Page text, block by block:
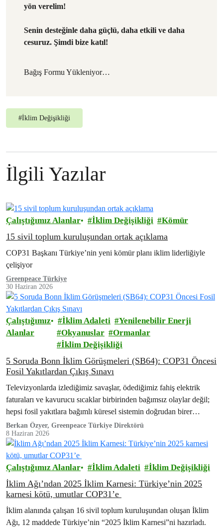
yön verelim!
Senin desteğinle daha güçlü, daha etkili ve daha
cesuruz. Şimdi bize katıl!
Bağış Formu Yükleniyor…
#İklim Değişikliği
İlgili Yazılar
Çalıştığımız Alanlar İklim Değişikliği Kömür
15 sivil toplum kuruluşundan ortak açıklama
COP31 Başkanı Türkiye’nin yeni kömür planı iklim liderliğiyle
çelişiyor
Greenpeace Türkiye
30 Haziran 2026
Çalıştığımız
Alanlar
İklim Adaleti
Yenilenebilir Enerji
Okyanuslar
Ormanlar
İklim Değişikliği
5 Soruda Bonn İklim Görüşmeleri (SB64): COP31 Öncesi
Fosil Yakıtlardan Çıkış Sınavı
Televizyonlarda izlediğimiz savaşlar, ödediğimiz fahiş elektrik
faturaları ve kavurucu sıcaklar birbirinden bağımsız olaylar değil;
hepsi fosil yakıtlara bağımlı küresel sistemin doğrudan birer
sonucu. Bu sistemi değiştirecek kararların teknik altyapısı,
bugün…
Berkan Özyer, Greenpeace Türkiye Direktörü
8 Haziran 2026
Çalıştığımız Alanlar İklim Adaleti İklim Değişikliği
İklim Ağı’ndan 2025 İklim Karnesi: Türkiye’nin 2025
karnesi kötü, umutlar COP31’e
İklim alanında çalışan 16 sivil toplum kuruluşundan oluşan İklim
Ağı, 12 maddede Türkiye’nin “2025 İklim Karnesi”ni hazırladı.